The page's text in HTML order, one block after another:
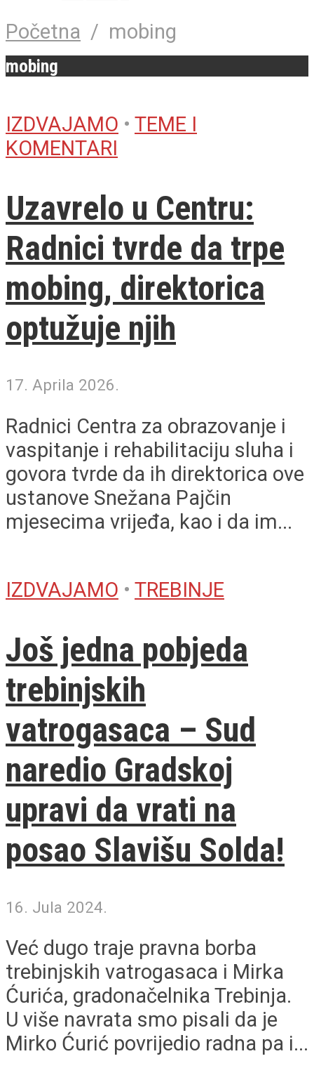
Početna / mobing
mobing
IZDVAJAMO • TEME I
KOMENTARI
Uzavrelo u Centru:
Radnici tvrde da trpe
mobing, direktorica
optužuje njih
17. Aprila 2026.
Radnici Centra za obrazovanje i
vaspitanje i rehabilitaciju sluha i
govora tvrde da ih direktorica ove
ustanove Snežana Pajčin
mjesecima vrijeđa, kao i da im...
IZDVAJAMO • TREBINJE
Još jedna pobjeda
trebinjskih
vatrogasaca – Sud
naredio Gradskoj
upravi da vrati na
posao Slavišu Solda!
16. Jula 2024.
Već dugo traje pravna borba
trebinjskih vatrogasaca i Mirka
Ćurića, gradonačelnika Trebinja.
U više navrata smo pisali da je
Mirko Ćurić povrijedio radna pa i...